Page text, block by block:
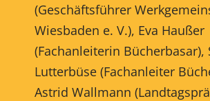
(Geschäftsführer
Wiesbaden e. V.), Eva Haußer
(Fachanleiterin Bücherbasar),
Lutterbüse (Fachanleiter
Astrid Wallmann